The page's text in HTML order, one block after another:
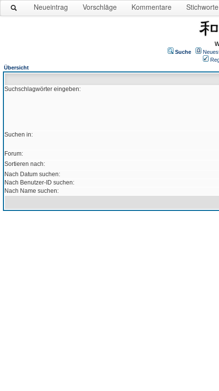
Neueintrag Vorschläge Kommentare Stichworte
Suche
Übersicht
Suchschlagwörter eingeben:
Suchen in:
Forum:
Sortieren nach:
Nach Datum suchen:
Nach Benutzer-ID suchen:
Nach Name suchen: